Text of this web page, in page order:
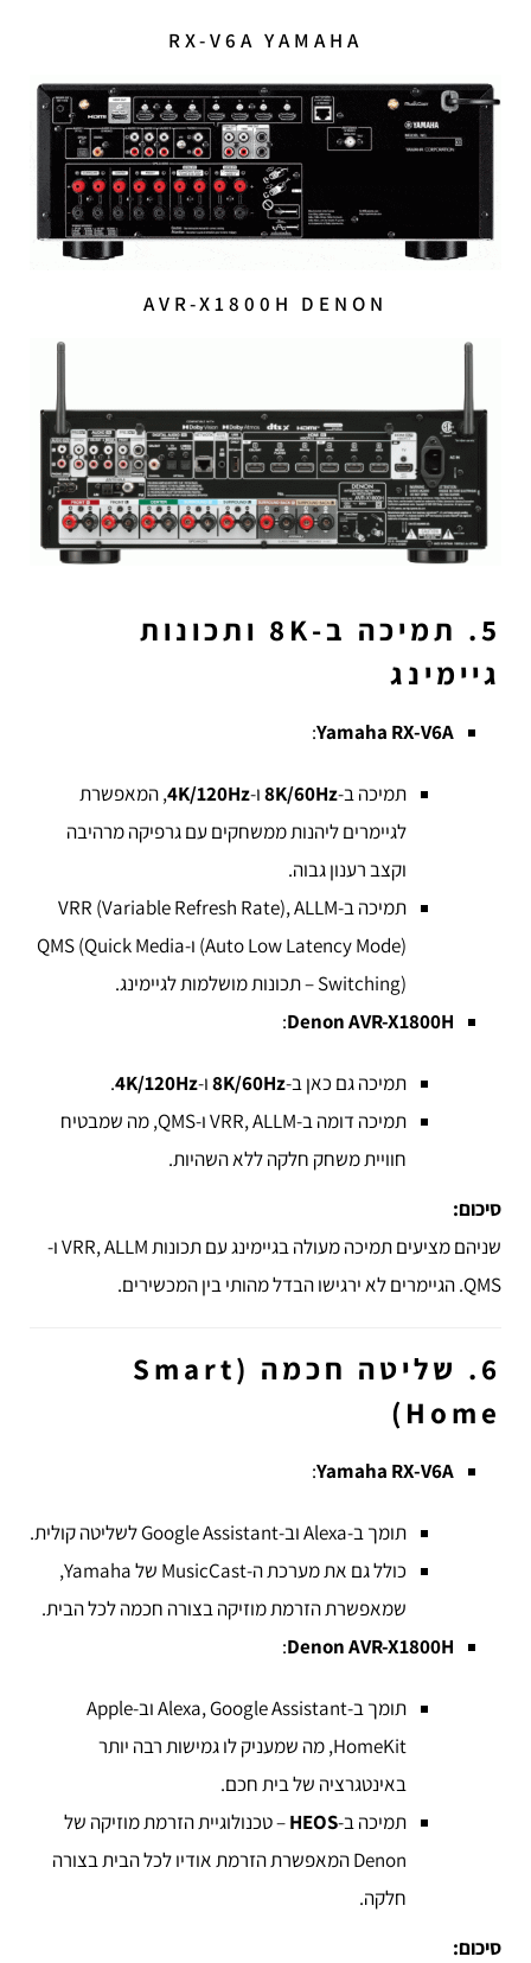
RX-V6A YAMAHA
AVR-X1800H DENON
5. תמיכה ב-8K ותכונות
גיימינג
Yamaha RX-V6A
:
תמיכה ב-8K/60Hzו-4K/120Hz, המאפשרת
לגיימרים ליהנות ממשחקים עם גרפיקה מרהיבה
וקצב רענון גבוה.
תמיכה ב-VRR (Variable Refresh Rate), ALLM
(Auto Low Latency Mode) ו-QMS (Quick Media
Switching) – תכונות מושלמות לגיימינג.
Denon AVR-X1800H
:
תמיכה גם כאן ב-8K/60Hzו-4K/120Hz
.
תמיכה דומה ב-VRR, ALLM ו-QMS, מה שמבטיח
חוויית משחק חלקה ללא השהיות.
סיכום:
שניהם מציעים תמיכה מעולה בגיימינג עם תכונות VRR, ALLM ו-
QMS. הגיימרים לא ירגישו הבדל מהותי בין המכשירים.
6. שליטה חכמה (Smart
Home)
Yamaha RX-V6A
:
תומך ב-Alexa וב-Google Assistant לשליטה קולית.
כולל גם את מערכת ה-MusicCast של Yamaha,
שמאפשרת הזרמת מוזיקה בצורה חכמה לכל הבית.
Denon AVR-X1800H
:
תומך ב-Alexa, Google Assistant וב-Apple
HomeKit, מה שמעניק לו גמישות רבה יותר
באינטגרציה של בית חכם.
תמיכה ב-HEOS– טכנולוגיית הזרמת מוזיקה של
Denon המאפשרת הזרמת אודיו לכל הבית בצורה
חלקה.
סיכום: